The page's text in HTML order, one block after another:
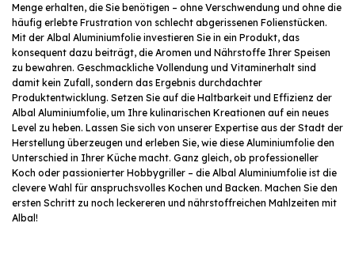
Menge erhalten, die Sie benötigen – ohne Verschwendung und ohne die
häufig erlebte Frustration von schlecht abgerissenen Folienstücken.
Mit der Albal Aluminiumfolie investieren Sie in ein Produkt, das
konsequent dazu beiträgt, die Aromen und Nährstoffe Ihrer Speisen
zu bewahren. Geschmackliche Vollendung und Vitaminerhalt sind
damit kein Zufall, sondern das Ergebnis durchdachter
Produktentwicklung. Setzen Sie auf die Haltbarkeit und Effizienz der
Albal Aluminiumfolie, um Ihre kulinarischen Kreationen auf ein neues
Level zu heben. Lassen Sie sich von unserer Expertise aus der Stadt der
Herstellung überzeugen und erleben Sie, wie diese Aluminiumfolie den
Unterschied in Ihrer Küche macht. Ganz gleich, ob professioneller
Koch oder passionierter Hobbygriller – die Albal Aluminiumfolie ist die
clevere Wahl für anspruchsvolles Kochen und Backen. Machen Sie den
ersten Schritt zu noch leckereren und nährstoffreichen Mahlzeiten mit
Albal!